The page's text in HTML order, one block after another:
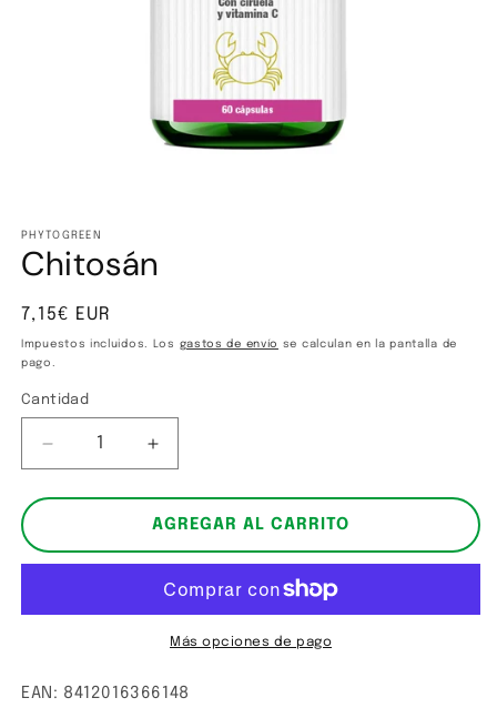
multimedia
1
en
ventana
modal
PHYTOGREEN
Chitosán
Precio
habitual
7,15€ EUR
Impuestos incluidos. Los gastos de envío se calculan en la pantalla de
pago.
Cantidad
Cantidad
Reducir
cantidad
para
Aumentar
cantidad
para
Chitosán
AGREGAR AL CARRITO
Más opciones de pago
EAN: 8412016366148